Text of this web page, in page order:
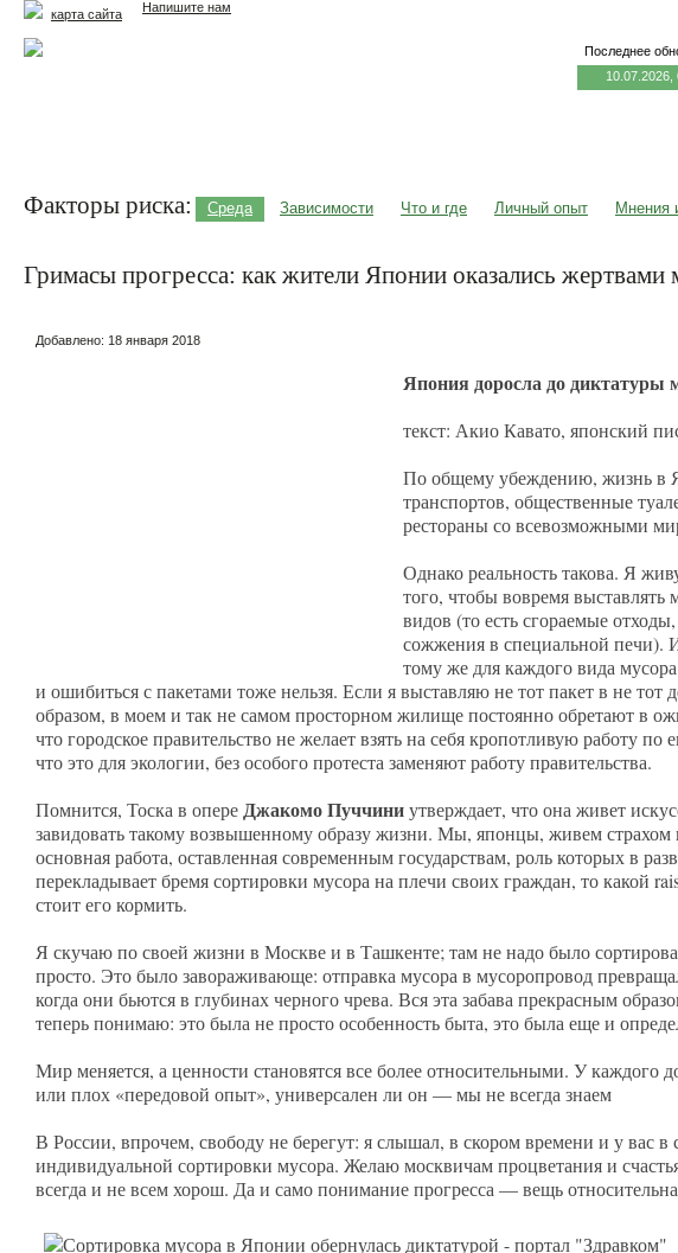
Напишите нам
карта сайта
Последнее
10.07.2026,
Факторы риска: Среда Зависимости Что и где Личный опыт Мнения
Гримасы прогресса: как жители Японии оказались жертвами
Добавлено: 18 января 2018
Япония доросла до диктатуры
текст: Акио Кавато, японский
По общему убеждению, жизнь в
транспортов, общественные
рестораны со всевозможными
Однако реальность такова. Я
того, чтобы вовремя
видов (то есть сгораемые
сожжения в специальной печи).
тому же для каждого вида
и ошибиться с пакетами тоже нельзя. Если я выставляю не тот пакет в не
образом, в моем и так не самом просторном жилище постоянно обретают в
что городское правительство не желает взять на себя кропотливую работу
что это для экологии, без особого протеста заменяют работу правительства.
Помнится, Тоска в опереДжакомо Пуччиниутверждает, что она живет
завидовать такому возвышенному образу жизни. Мы, японцы, живем
основная работа, оставленная современным государствам, роль которых в
перекладывает бремя сортировки мусора на плечи своих граждан, то какой
стоит его кормить.
Я скучаю по своей жизни в Москве и в Ташкенте; там не надо было
просто. Это было завораживающе: отправка мусора в мусоропровод
когда они бьются в глубинах черного чрева. Вся эта забава прекрасным
теперь понимаю: это была не просто особенность быта, это была еще и
Мир меняется, а ценности становятся все более относительными. У каждого
или плох «передовой опыт», универсален ли он — мы не всегда знаем
В России, впрочем, свободу не берегут: я слышал, в скором времени и у вас
индивидуальной сортировки мусора. Желаю москвичам процветания и
всегда и не всем хорош. Да и само понимание прогресса — вещь